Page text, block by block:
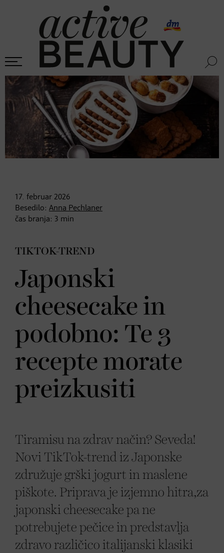
17. februar 2026
Besedilo: Anna Pechlaner
čas branja: 3 min
TIKTOK-TREND
Japonski
cheesecake in
podobno: Te 3
recepte morate
preizkusiti
Tiramisu na zdrav način? Seveda!
Novi TikTok-trend iz Japonske
združuje grški jogurt in maslene
piškote. Priprava je izjemno hitra,za
japonski cheesecake pa ne
potrebujete pečice in predstavlja
zdravo različico italijanski klasiki